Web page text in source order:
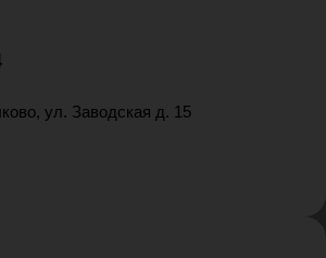
ул. Заводская д. 15